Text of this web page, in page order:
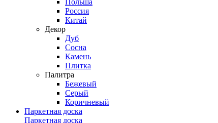
Польша
Россия
Китай
Декор
Дуб
Сосна
Камень
Плитка
Палитра
Бежевый
Серый
Коричневый
Паркетная доска
Паркетная доска